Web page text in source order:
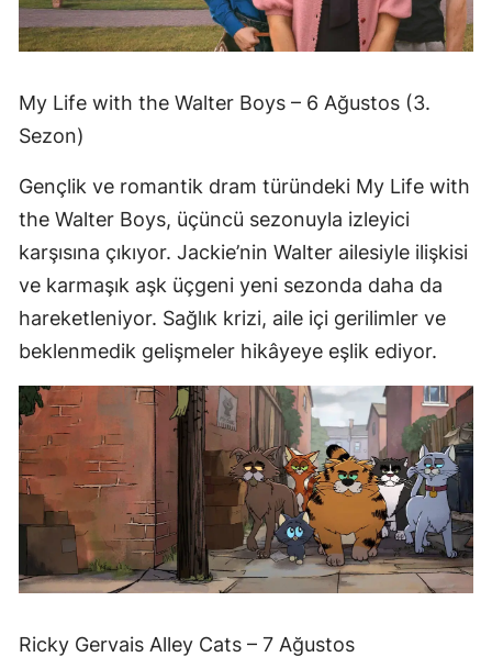
My Life with the Walter Boys – 6 Ağustos (3.
Sezon)
Gençlik ve romantik dram türündeki My Life with
the Walter Boys, üçüncü sezonuyla izleyici
karşısına çıkıyor. Jackie’nin Walter ailesiyle ilişkisi
ve karmaşık aşk üçgeni yeni sezonda daha da
hareketleniyor. Sağlık krizi, aile içi gerilimler ve
beklenmedik gelişmeler hikâyeye eşlik ediyor.
Ricky Gervais Alley Cats – 7 Ağustos